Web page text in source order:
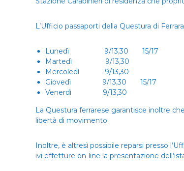
D
C
h
e
s
)
L’Ufficio passaporti della Questura di
Lunedì 9/13,30 15/17
Martedì 9/13,30
Mercoledì 9/13,30
Giovedì 9/13,30 15/17
Venerdì 9/13,30
La Questura ferrarese garantisce inoltre
libertà di movimento.
Inoltre, è altresì possibile reparsi presso
ivi effetture on-line la presentazione